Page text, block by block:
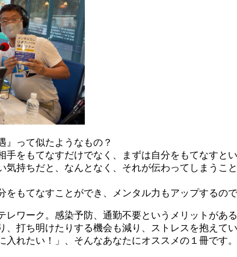
』って似たようなもの？
をもてなすだけでなく、まずは自分をもてなすとい
気持ちだと、なんとなく、それが伝わってしまう
もてなすことができ、メンタル力もアップするので
ワーク。感染予防、通勤不要というメリットがあ
、打ち明けたりする機会も減り、ストレスを抱えて
れたい！」、そんなあなたにオススメの１冊です。